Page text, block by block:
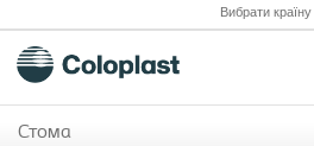
Вибрати країну
Стома